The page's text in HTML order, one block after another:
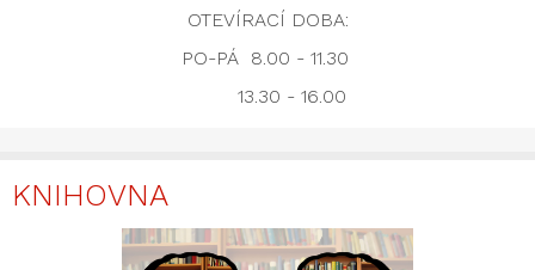
OTEVÍRACÍ DOBA:
PO-PÁ 8.00 - 11.30
13.30 - 16.00
KNIHOVNA